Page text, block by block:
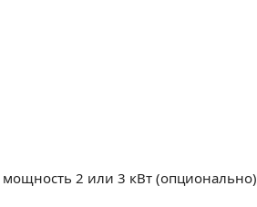
мощность 2 или 3 кВт (опционально)